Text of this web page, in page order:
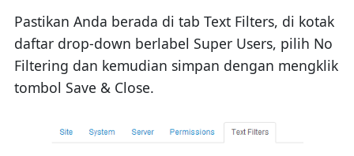
Pastikan Anda berada di tab Text Filters, di kotak
daftar drop-down berlabel Super Users, pilih No
Filtering dan kemudian simpan dengan mengklik
tombol Save & Close.